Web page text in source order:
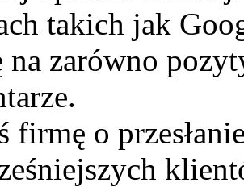
takich jak
na zarówno
firmę o